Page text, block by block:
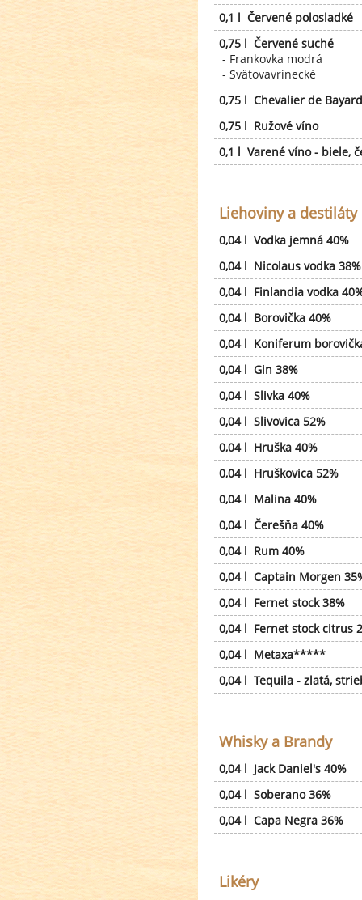
0,1 l Červené polosladké
0,75 l Červené suché
- Frankovka modrá
- Svätovavrinecké
0,75 l Chevalier de
0,75 l Ružové víno
0,1 l Varené víno - biele,
Liehoviny a destiláty
0,04 l Vodka jemná 40%
0,04 l Nicolaus vodka 38%
0,04 l Finlandia vodka
0,04 l Borovička 40%
0,04 l Koniferum
0,04 l Gin 38%
0,04 l Slivka 40%
0,04 l Slivovica 52%
0,04 l Hruška 40%
0,04 l Hruškovica 52%
0,04 l Malina 40%
0,04 l Čerešňa 40%
0,04 l Rum 40%
0,04 l Captain Morgen
0,04 l Fernet stock 38%
0,04 l Fernet stock citrus
0,04 l Metaxa*****
0,04 l Tequila - zlatá,
Whisky a Brandy
0,04 l Jack Daniel's 40%
0,04 l Soberano 36%
0,04 l Capa Negra 36%
Likéry